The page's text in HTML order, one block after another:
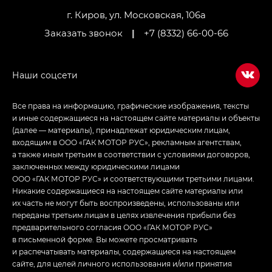
Джи Ти — GT, Джи Икс — GX,
LOUNGE
Джи Эс — GS, Джи Эль с элементы экстерьера
г. Киров, ул. Московская, 106а
Заказать звонок
| +7 (8332) 66-00-66
Все права на информацию, графические изображения, тексты
и иные содержащиеся на настоящем сайте материалы и объекты
(далее — материалы), принадлежат юридическим лицам,
входящим в ООО «ГАК МОТОР РУС», рекламным агентствам,
а также иным третьим в соответствии с условиями договоров,
заключенных между юридическими лицами
ООО «ГАК МОТОР РУС» и соответствующими третьими лицами.
Никакие содержащиеся на настоящем сайте материалы или
их часть не могут быть воспроизведены, использованы или
переданы третьим лицам в целях извлечения прибыли без
предварительного согласия ООО «ГАК МОТОР РУС»
в письменной форме. Вы можете просматривать
и распечатывать материалы, содержащиеся на настоящем
сайте, для целей личного использования и/или принятия